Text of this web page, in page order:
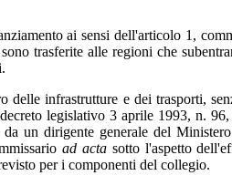
ai sensi dell'articolo 1,
trasferite alle regioni che
infrastrutture e dei trasporti,
legislativo 3 aprile 1993, n.
un dirigente generale del
ad actasotto l'aspetto
per i componenti del collegio.